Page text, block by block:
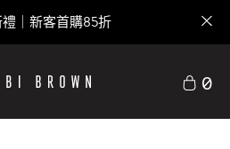
｜新客首購85折
0